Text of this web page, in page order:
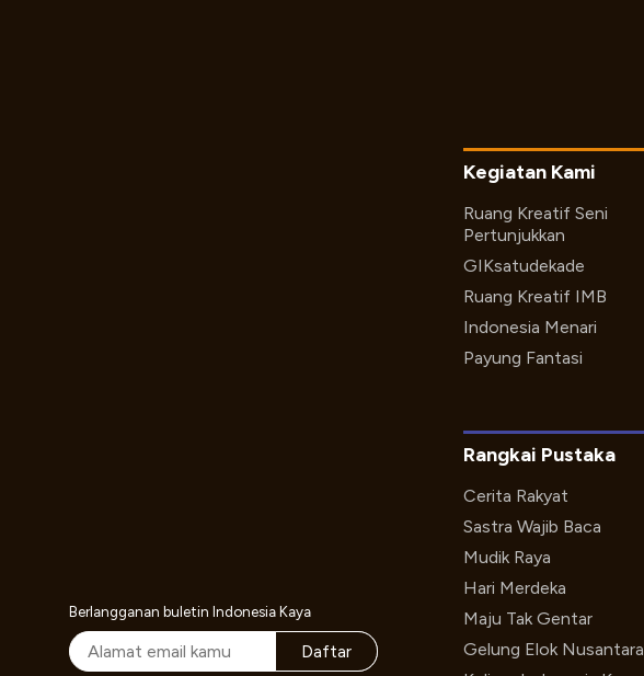
Kegiatan Kami
Ruang Kreatif Seni
Pertunjukkan
GIKsatudekade
Ruang Kreatif IMB
Indonesia Menari
Payung Fantasi
Rangkai Pustaka
Cerita Rakyat
Sastra Wajib Baca
Mudik Raya
Hari Merdeka
Maju Tak Gentar
Gelung Elok Nusantara
Berlangganan buletin Indonesia Kaya
Daftar